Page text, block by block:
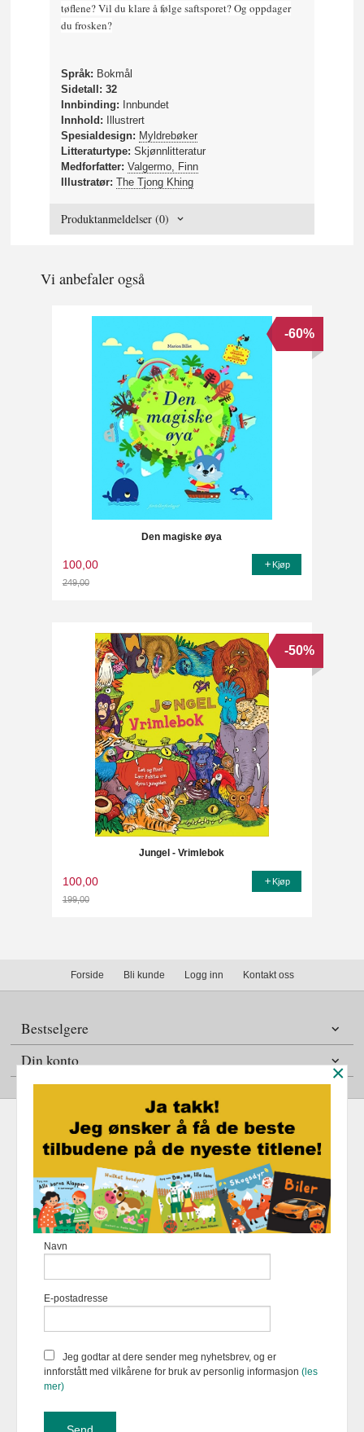
tøflene? Vil du klare å følge saftsporet? Og oppdager
du frosken?
Språk: Bokmål
Sidetall: 32
Innbinding:
Innbundet
Innhold:
Illustrert
Spesialdesign: Myldrebøker
Litteraturtype:Skjønnlitteratur
Medforfatter:Valgermo, Finn
Illustratør:The Tjong Khing
Produktanmeldelser (0)
Vi anbefaler også
Den magiske øya
100,00
249,00
-60%
Kjøp
Jungel - Vrimlebok
100,00
199,00
-50%
Kjøp
Forside Bli kunde Logg inn Kontakt oss
Bestselgere
Din konto
Kjøpsbetingelser Sikkerhet og personvern
Nyhetsbrev
Foretaksregisteret 883 957 652
du får en bedre kjøpsopplevelse og
bruker cookies hovedsaklig til å
hva du har puttet i handlekurven
din. Fortsett å bruke siden som
mer
×
Navn
E-postadresse
Jeg godtar at dere sender meg nyhetsbrev, og er
innforstått med vilkårene for bruk av personlig informasjon(les
mer)